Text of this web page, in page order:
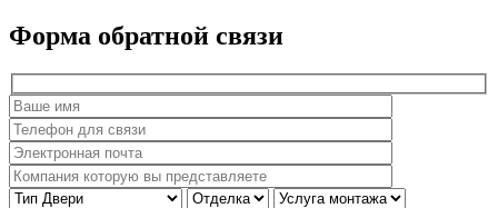
Форма обратной связи